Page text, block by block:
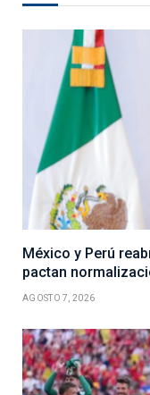
México y Perú
pactan
AGOSTO 7, 2026